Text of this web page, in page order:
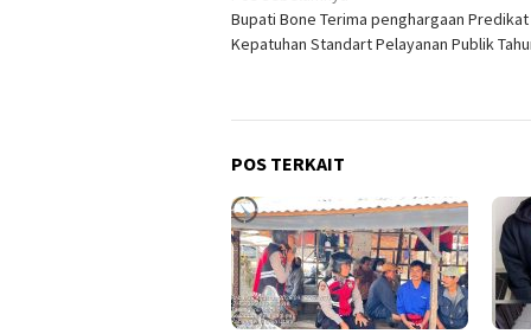
pos
Bupati Bone Terima penghargaan Predikat
Kepatuhan Standart Pelayanan Publik
POS TERKAIT